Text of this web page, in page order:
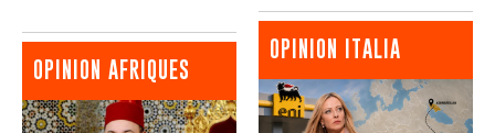
OPINION AFRIQUES
OPINION ITALIA